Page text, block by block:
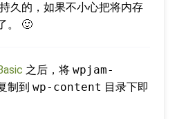
久的，如果不小心把将内存
。 🙂
之后，将 wpjam-
制到 wp-content 目录下即